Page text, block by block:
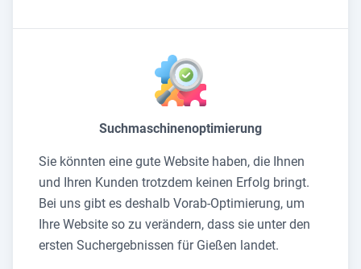
Suchmaschinenoptimierung
Sie könnten eine gute Website haben, die Ihnen
und Ihren Kunden trotzdem keinen Erfolg bringt.
Bei uns gibt es deshalb Vorab-Optimierung, um
Ihre Website so zu verändern, dass sie unter den
ersten Suchergebnissen für Gießen landet.